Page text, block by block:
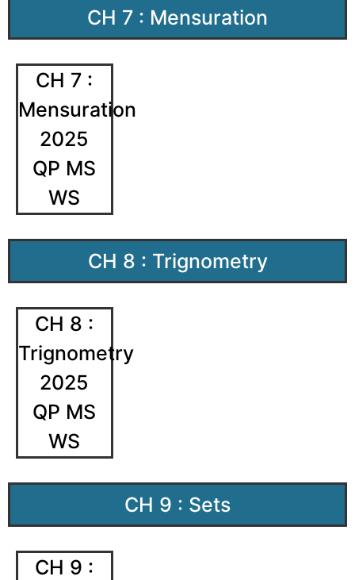
CH 7 : Mensuration
CH 7 :
Mensuration
2025
QP MS
WS
CH 8 : Trignometry
CH 8 :
Trignometry
2025
QP MS
WS
CH 9 : Sets
CH 9 :